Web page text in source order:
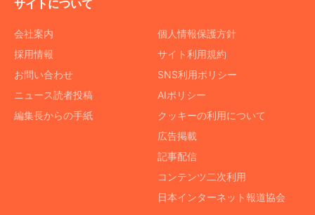
サイトについて
会社案内
採用情報
お問い合わせ
ニュース読者投稿
編集長からの手紙
個人情報保護方針
サイト利用規約
SNS利用ポリシー
AIポリシー
クッキーの利用について
広告掲載
記事配信
コンテンツ二次利用
日本インターネット報道協会